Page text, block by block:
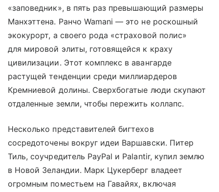
«заповедник», в пять раз превышающий размеры
Манхэттена. Ранчо Wamani — это не роскошный
экокурорт, а своего рода «страховой полис»
для мировой элиты, готовящейся к краху
цивилизации. Этот комплекс в авангарде
растущей тенденции среди миллиардеров
Кремниевой долины. Сверхбогатые люди скупают
отдаленные земли, чтобы пережить коллапс.
Несколько представителей бигтехов
сосредоточены вокруг идеи Варшавски. Питер
Тиль, соучредитель PayPal и Palantir, купил землю
в Новой Зеландии. Марк Цукерберг владеет
огромным поместьем на Гавайях, включая